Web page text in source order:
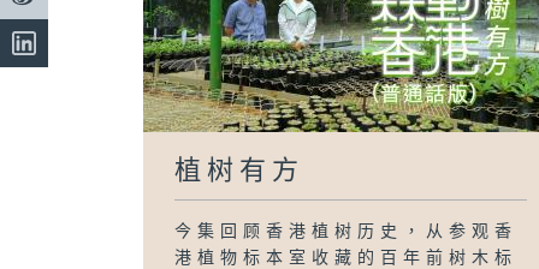
植树有方
今集回顾香港植树历史，从参观香
港植物标本室收藏的百年前树木标